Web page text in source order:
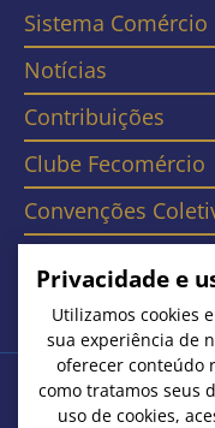
Sistema Comércio
Notícias
Contribuições
Clube Fecomércio
Convenções
Contato
Copyright ©
Federação do
Privacidade e
Utilizamos cookies
sua experiência de
oferecer conteúdo
como tratamos seus
uso de cookies,